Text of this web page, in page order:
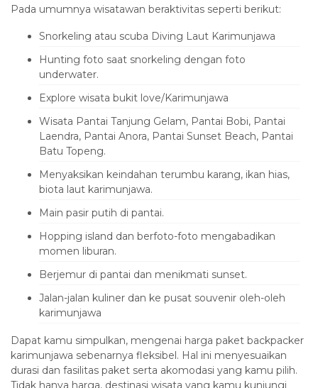
Pada umumnya wisatawan beraktivitas seperti berikut:
Snorkeling atau scuba Diving Laut Karimunjawa
Hunting foto saat snorkeling dengan foto
underwater.
Explore wisata bukit love/Karimunjawa
Wisata Pantai Tanjung Gelam, Pantai Bobi, Pantai
Laendra, Pantai Anora, Pantai Sunset Beach, Pantai
Batu Topeng.
Menyaksikan keindahan terumbu karang, ikan hias,
biota laut karimunjawa.
Main pasir putih di pantai.
Hopping island dan berfoto-foto mengabadikan
momen liburan.
Berjemur di pantai dan menikmati sunset.
Jalan-jalan kuliner dan ke pusat souvenir oleh-oleh
karimunjawa
Dapat kamu simpulkan, mengenai harga paket backpacker
karimunjawa sebenarnya fleksibel. Hal ini menyesuaikan
durasi dan fasilitas paket serta akomodasi yang kamu pilih.
Tidak hanya harga, destinasi wisata yang kamu kunjungi